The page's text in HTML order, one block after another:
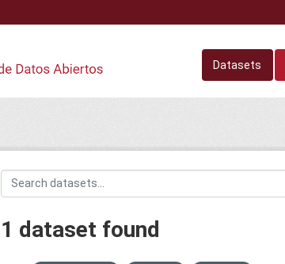
Datasets
1 dataset found